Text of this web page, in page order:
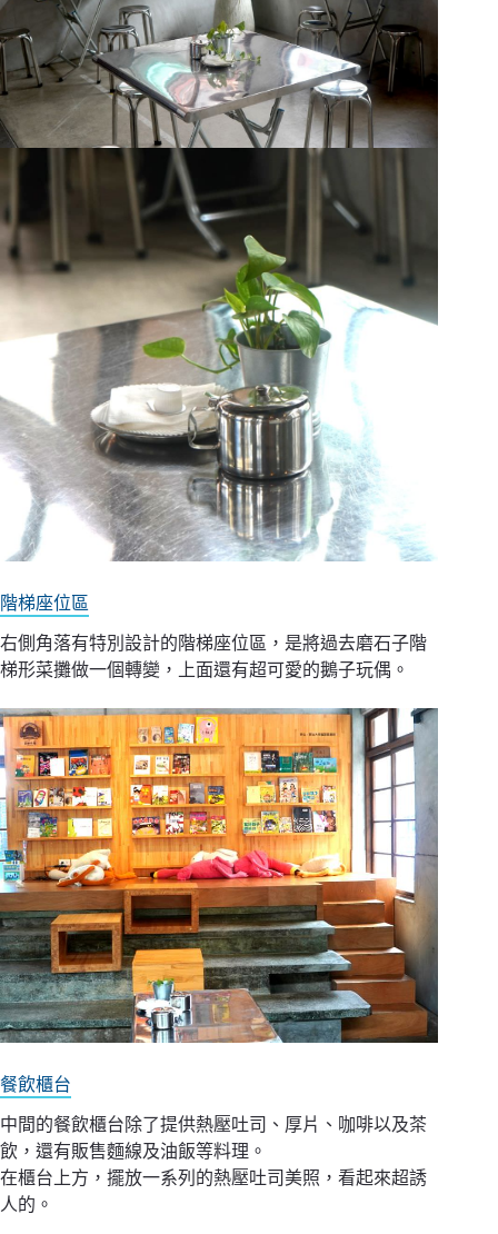
階梯座位區
右側角落有特別設計的階梯座位區，是將過去磨石子階
梯形菜攤做一個轉變，上面還有超可愛的鵝子玩偶。
餐飲櫃台
中間的餐飲櫃台除了提供熱壓吐司、厚片、咖啡以及茶
飲，還有販售麵線及油飯等料理。
在櫃台上方，擺放一系列的熱壓吐司美照，看起來超誘
人的。